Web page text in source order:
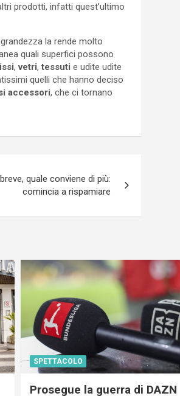
prodotti, infatti quest’ultimo
la rende molto
quali superfici possono
,vetri,tessuti e udite udite
quelli che hanno deciso
accessori, che ci tornano
quale conviene di più:
comincia a rispamiare
SPETTACOLO
Prosegue la guerra di DAZN